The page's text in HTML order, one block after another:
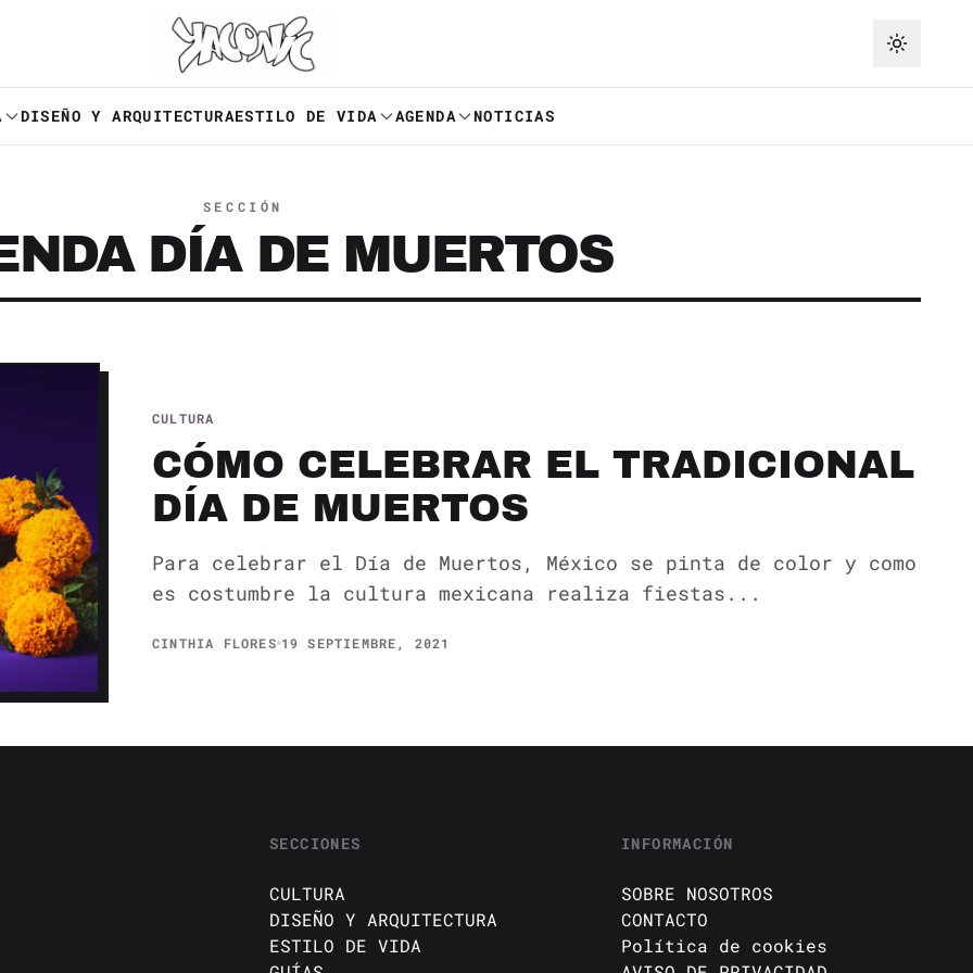
DISEÑO Y ARQUITECTURAESTILO DE VIDA AGENDA NOTICIAS
SECCIÓN
DÍA DE MUERTOS
CULTURA
CÓMO CELEBRAR EL TRADICIONAL
DÍA DE MUERTOS
Para celebrar el Día de Muertos, México se pinta de color y como
es costumbre la cultura mexicana realiza fiestas...
CINTHIA FLORES 19 SEPTIEMBRE, 2021
SECCIONES
CULTURA
DISEÑO Y ARQUITECTURA
ESTILO DE VIDA
INFORMACIÓN
SOBRE NOSOTROS
CONTACTO
Política de cookies